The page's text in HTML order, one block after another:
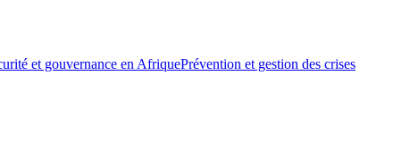
et gouvernance en AfriquePrévention et gestion des crises